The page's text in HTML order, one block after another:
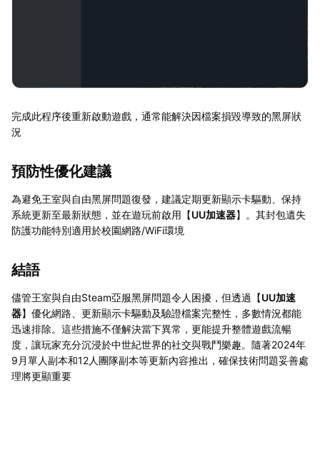
完成此程序後重新啟動遊戲，通常能解決因檔案損毀導致的黑屏狀
況
預防性優化建議
為避免王室與自由黑屏問題復發，建議定期更新顯示卡驅動、保持
系統更新至最新狀態，並在遊玩前啟用【UU加速器】。其封包遺失
防護功能特別適用於校園網路/WiFi環境
結語
儘管王室與自由Steam亞服黑屏問題令人困擾，但透過【UU加速
器】優化網路、更新顯示卡驅動及驗證檔案完整性，多數情況都能
迅速排除。這些措施不僅解決當下異常，更能提升整體遊戲流暢
度，讓玩家充分沉浸於中世紀世界的社交與戰鬥樂趣。隨著2024年
9月單人副本和12人團隊副本等更新內容推出，確保技術問題妥善處
理將更顯重要